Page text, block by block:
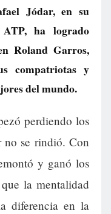
Jódar, en su
ha logrado
Roland Garros,
compatriotas y
del mundo.
perdiendo los
no se rindió. Con
y ganó los
la mentalidad
diferencia en la